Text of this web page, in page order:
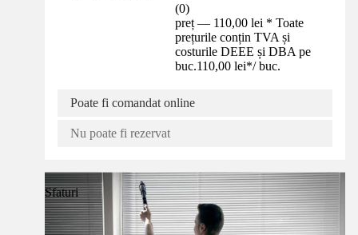
(0)
preț — 110,00 lei * Toate
prețurile conțin TVA și
costurile DEEE și DBA pe
buc.110,00 lei*/ buc.
Poate fi comandat online
Nu poate fi rezervat
Sfaturi